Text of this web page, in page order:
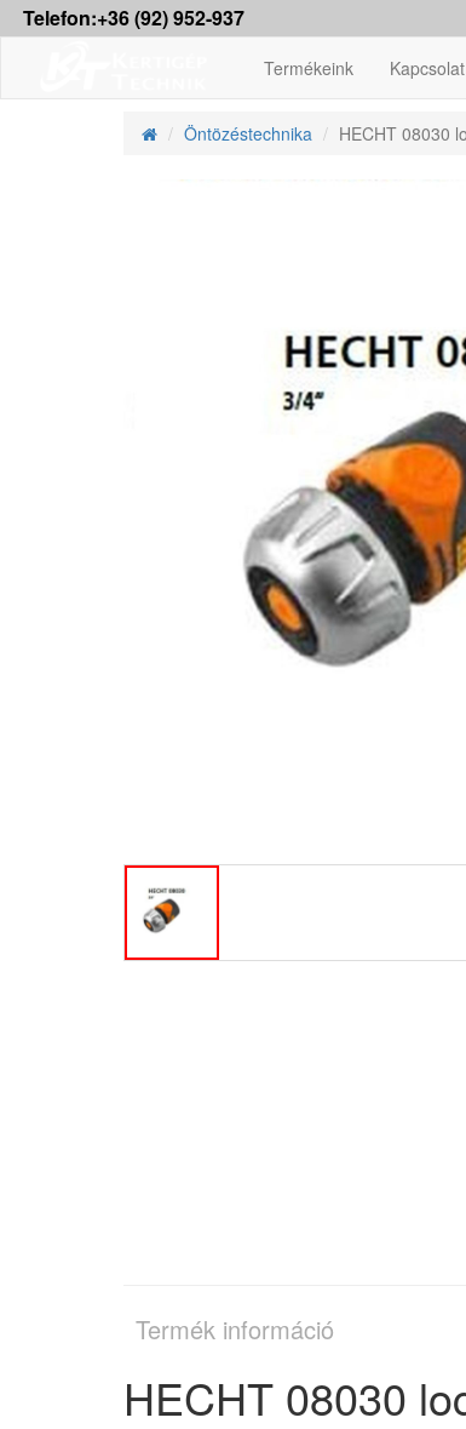
Telefon:+36 (92) 952-937
Termékeink Kapcsolat
Öntözéstechnika HECHT 08030
Termék információ
HECHT 08030